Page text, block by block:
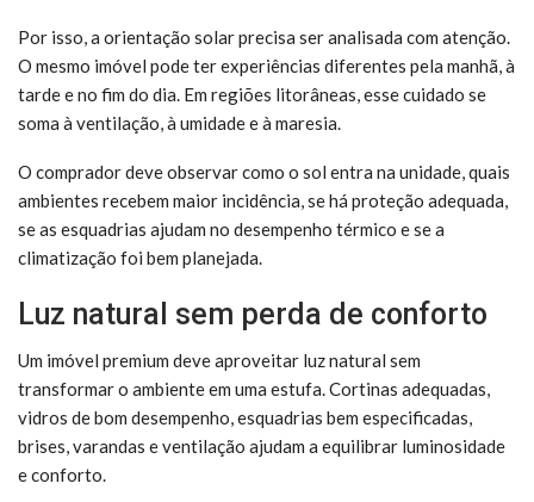
Por isso, a orientação solar precisa ser analisada com atenção.
O mesmo imóvel pode ter experiências diferentes pela manhã, à
tarde e no fim do dia. Em regiões litorâneas, esse cuidado se
soma à ventilação, à umidade e à maresia.
O comprador deve observar como o sol entra na unidade, quais
ambientes recebem maior incidência, se há proteção adequada,
se as esquadrias ajudam no desempenho térmico e se a
climatização foi bem planejada.
Luz natural sem perda de conforto
Um imóvel premium deve aproveitar luz natural sem
transformar o ambiente em uma estufa. Cortinas adequadas,
vidros de bom desempenho, esquadrias bem especificadas,
brises, varandas e ventilação ajudam a equilibrar luminosidade
e conforto.